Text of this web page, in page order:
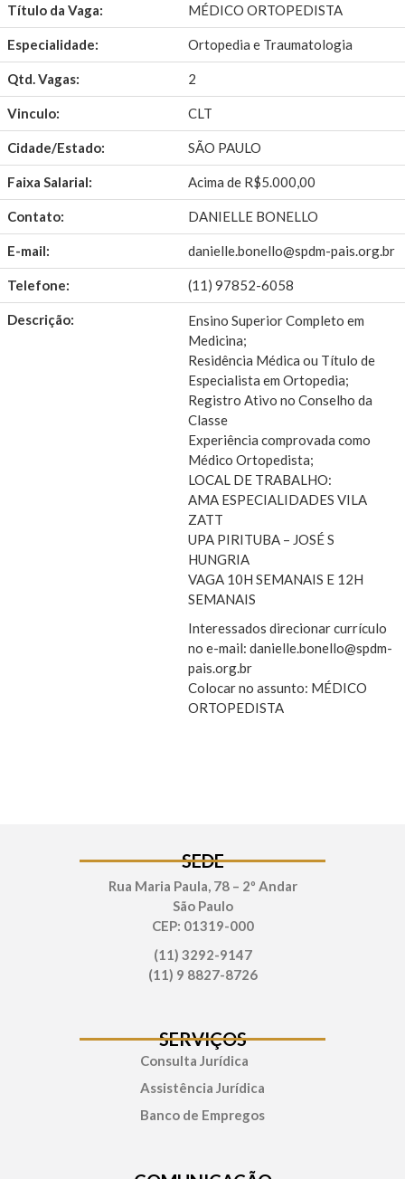
Título da Vaga: MÉDICO ORTOPEDISTA
Especialidade: Ortopedia e Traumatologia
Qtd. Vagas: 2
Vinculo: CLT
Cidade/Estado: SÃO PAULO
Faixa Salarial: Acima de R$5.000,00
Contato: DANIELLE BONELLO
E-mail: danielle.bonello@spdm-pais.org.br
Telefone: (11) 97852-6058
Descrição:
Ensino Superior Completo em
Medicina;
Residência Médica ou Título de
Especialista em Ortopedia;
Registro Ativo no Conselho da
Classe
Experiência comprovada como
Médico Ortopedista;
LOCAL DE TRABALHO:
AMA ESPECIALIDADES VILA
ZATT
UPA PIRITUBA – JOSÉ S
HUNGRIA
VAGA 10H SEMANAIS E 12H
SEMANAIS
Interessados direcionar currículo
no e-mail: danielle.bonello@spdm-
pais.org.br
Colocar no assunto: MÉDICO
ORTOPEDISTA
SEDE
Rua Maria Paula, 78 – 2º Andar
São Paulo
CEP: 01319-000
(11) 3292-9147
(11) 9 8827-8726
SERVIÇOS
Consulta Jurídica
Assistência Jurídica
Banco de Empregos